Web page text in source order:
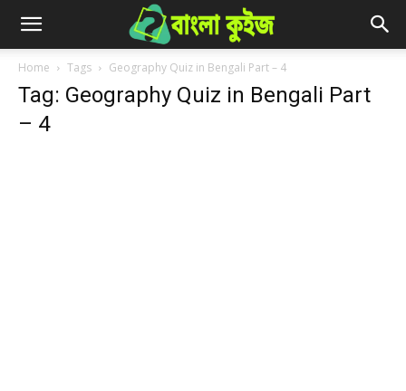
Home Tags Geography Quiz in Bengali Part – 4
Tag: Geography Quiz in Bengali Part
– 4